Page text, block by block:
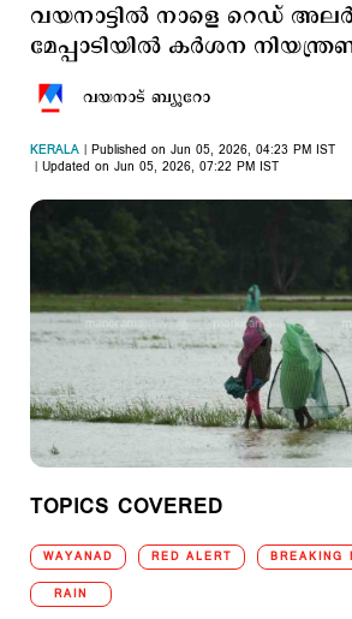
വയനാട്ടില്‍ നാളെ റെഡ്
മേപ്പാടിയില്‍ കര്‍ശന
വയനാട് ബ്യൂറോ
KERALA
Published on Jun 05, 2026, 04:23 PM IST
Updated on Jun 05, 2026, 07:22 PM IST
TOPICS COVERED
WAYANAD RED ALERT BREAKING
RAIN